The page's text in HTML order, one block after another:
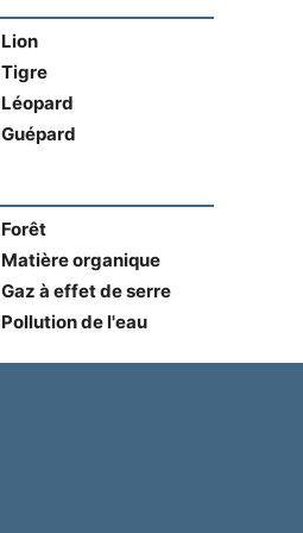
Lion
Tigre
Léopard
Guépard
Forêt
Matière organique
Gaz à effet de serre
Pollution de l'eau